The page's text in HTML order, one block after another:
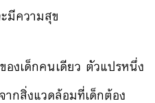
มีความสุข
องเด็กคนเดียว ตัวแปรหนึ่ง
กสิ่งแวดล้อมที่เด็กต้อง